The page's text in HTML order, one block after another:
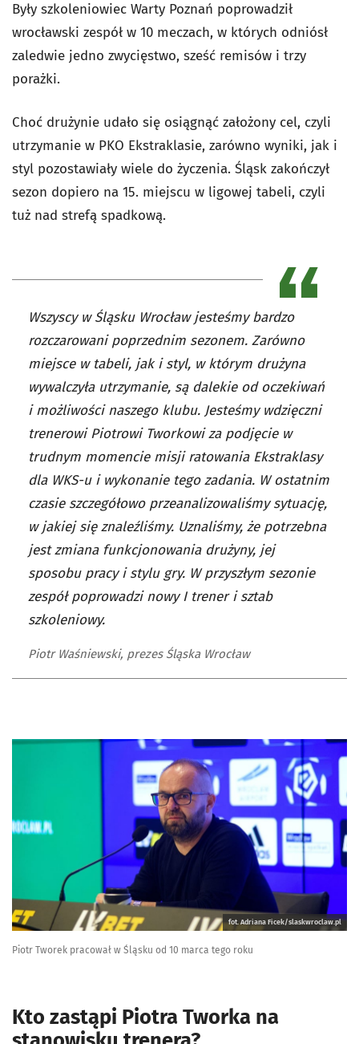
Były szkoleniowiec Warty Poznań poprowadził
wrocławski zespół w 10 meczach, w których odniósł
zaledwie jedno zwycięstwo, sześć remisów i trzy
porażki.
Choć drużynie udało się osiągnąć założony cel, czyli
utrzymanie w PKO Ekstraklasie, zarówno wyniki, jak i
styl pozostawiały wiele do życzenia. Śląsk zakończył
sezon dopiero na 15. miejscu w ligowej tabeli, czyli
tuż nad strefą spadkową.
Wszyscy w Śląsku Wrocław jesteśmy bardzo
rozczarowani poprzednim sezonem. Zarówno
miejsce w tabeli, jak i styl, w którym drużyna
wywalczyła utrzymanie, są dalekie od oczekiwań
i możliwości naszego klubu. Jesteśmy wdzięczni
trenerowi Piotrowi Tworkowi za podjęcie w
trudnym momencie misji ratowania Ekstraklasy
dla WKS-u i wykonanie tego zadania. W ostatnim
czasie szczegółowo przeanalizowaliśmy sytuację,
w jakiej się znaleźliśmy. Uznaliśmy, że potrzebna
jest zmiana funkcjonowania drużyny, jej
sposobu pracy i stylu gry. W przyszłym sezonie
zespół poprowadzi nowy I trener i sztab
szkoleniowy.
Piotr Waśniewski, prezes Śląska Wrocław
fot. Adriana Ficek/slaskwroclaw.pl
Piotr Tworek pracował w Śląsku od 10 marca tego roku
Kto zastąpi Piotra Tworka na